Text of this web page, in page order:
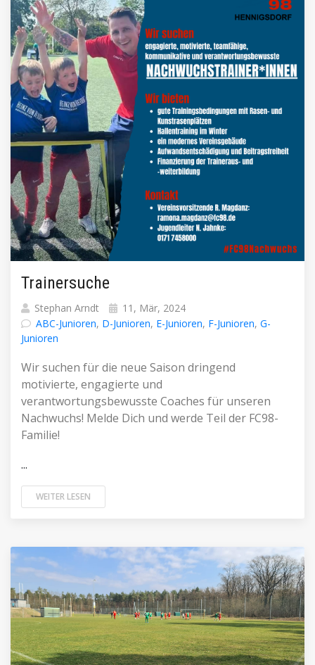
Trainersuche
Stephan Arndt
11, Mär, 2024
ABC-Junioren, D-Junioren, E-Junioren, F-Junioren, G-
Junioren
Wir suchen für die neue Saison dringend
motivierte, engagierte und
verantwortungsbewusste Coaches für unseren
Nachwuchs! Melde Dich und werde Teil der FC98-
Familie!
...
WEITER LESEN